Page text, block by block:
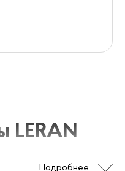
Подробнее
LERAN